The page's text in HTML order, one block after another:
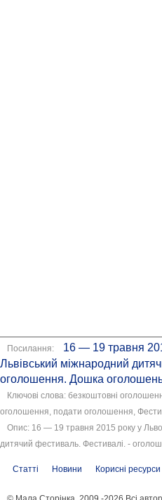
Посилання:
16 — 19 травня
Львівський міжнародний
оголошення. Дошка
Ключові слова: безкоштовні
оголошення, подати оголошення,
Опис: 16 — 19 травня 2015 року у
дитячий фестиваль. Фестивалі. -
Статті Новини Корисні ресурси